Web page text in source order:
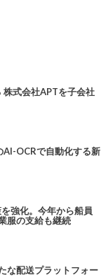
株式会社APTを子会社
OCRで自動化する新
強化。今年から船員
服の支給も継続
な配送プラットフォー